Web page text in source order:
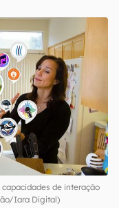
de interação
Iara Digital)